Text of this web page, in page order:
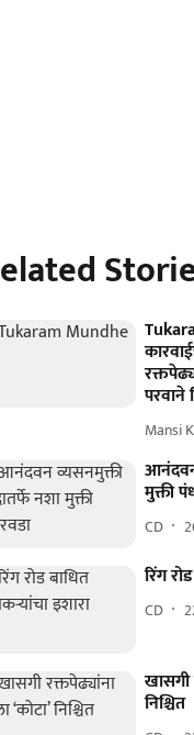
परवाने
Mansi
मुक्ती
CD
रिंग
CD
खासगी
निश्चित